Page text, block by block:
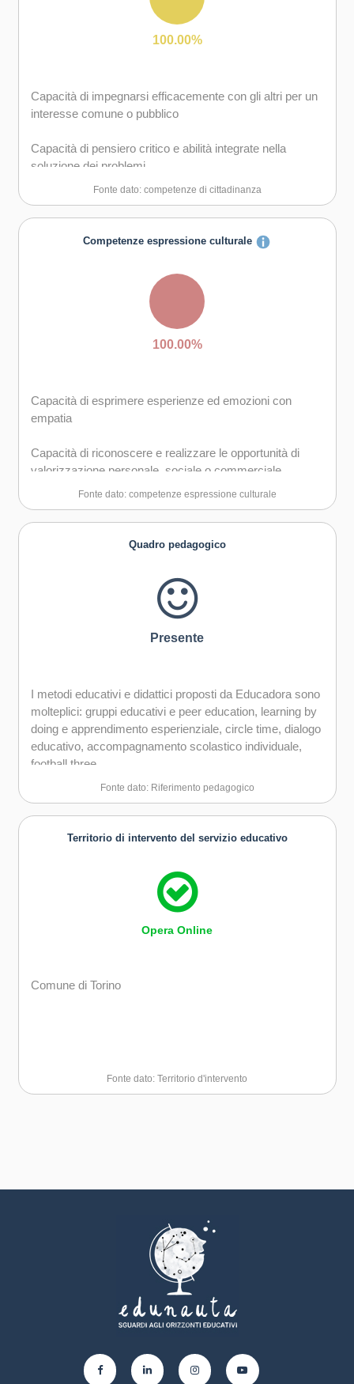
Capacità di comunicare e negoziare efficacemente con
Capacità di possedere spirito di iniziativa e
autoconsapevolezza
Capacità di essere proattivi e lungimiranti
Capacità di coraggio e perseveranza nel raggiungimento
degli obiettivi
Capacità di motivare gli altri e valorizzare le loro idee, di
Capacità di accettare la responsabilità
100.00%
Capacità di impegnarsi efficacemente con gli altri per un
interesse comune o pubblico
Capacità di pensiero critico e abilità integrate nella
soluzione dei problemi
Fonte dato: competenze di cittadinanza
Competenze espressione culturale
100.00%
Capacità di esprimere esperienze ed emozioni con
empatia
Capacità di riconoscere e realizzare le opportunità di
valorizzazione personale, sociale o commerciale
mediante le arti e le altre forme culturali
Capacità di impegnarsi in processi creativi sia
individualmente che collettivamente
Curiosità nei confronti del mondo, apertura per
immaginare nuove possibilità
Fonte dato: competenze espressione culturale
Quadro pedagogico
Presente
I metodi educativi e didattici proposti da Educadora sono
molteplici: gruppi educativi e peer education, learning by
doing e apprendimento esperienziale, circle time, dialogo
educativo, accompagnamento scolastico individuale,
football three.
Fonte dato: Riferimento pedagogico
Territorio di intervento del servizio educativo
Opera Online
Comune di Torino
Fonte dato: Territorio d'intervento